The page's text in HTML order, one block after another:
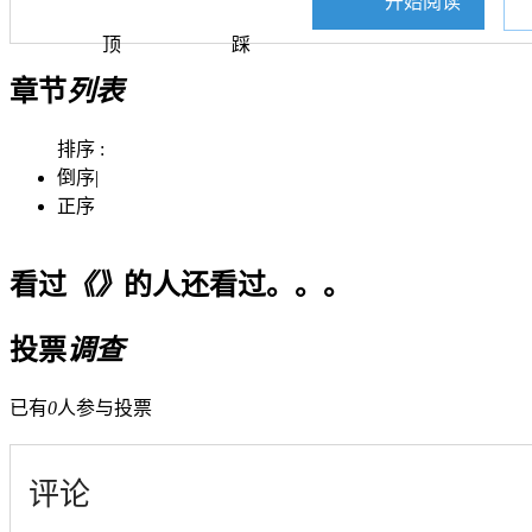
顶 踩
章节列表
排序 :
倒序|
正序
看过《》 的人还看过。。。
投票调查
已有0人参与投票
评论